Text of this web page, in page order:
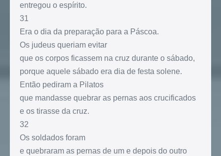
entregou o espírito.
31
Era o dia da preparação para a Páscoa.
Os judeus queriam evitar
que os corpos ficassem na cruz durante o sábado,
porque aquele sábado era dia de festa solene.
Então pediram a Pilatos
que mandasse quebrar as pernas aos crucificados
e os tirasse da cruz.
32
Os soldados foram
e quebraram as pernas de um e depois do outro